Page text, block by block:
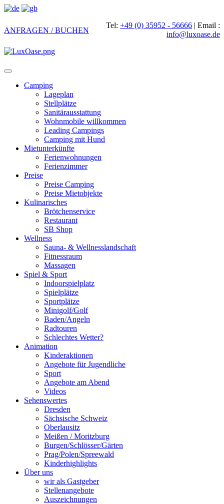
ANFRAGEN / BUCHEN
Tel: +49 (0) 35952 - 56666 | Email :
info@luxoase.de
Toggle
navigationCamping
Lageplan
Stellplätze
Sanitärausstattung
Wohnmobile willkommen
Leading Campings
Camping mit Hund
Mietunterkünfte
Ferienwohnungen
Ferienzimmer
Preise
Preise Camping
Preise Mietobjekte
Kulinarisches
Brötchenservice
Restaurant
SB Shop
Wellness
Sauna- & Wellnesslandschaft
Fitnessraum
Massagen
Spiel & Sport
Indoorspielplatz
Spielplätze
Sportplätze
Minigolf/Golf
Baden/Angeln
Radtouren
Schlechtes Wetter?
Animation
Kinderaktionen
Angebote für Jugendliche
Sport
Angebote am Abend
Videos
Sehenswertes
Dresden
Sächsische Schweiz
Oberlausitz
Meißen / Moritzburg
Burgen/Schlösser/Gärten
Prag/Polen/Spreewald
Kinderhighlights
Über uns
wir als Gastgeber
Stellenangebote
Auszeichnungen